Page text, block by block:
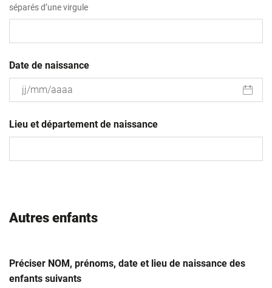
séparés d’une virgule
Date de naissance
slash
MM
Lieu et département de naissance
Autres enfants
Préciser NOM, prénoms, date et lieu de naissance des
enfants suivants